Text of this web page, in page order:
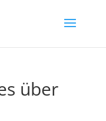
über